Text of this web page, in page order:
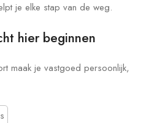
je elke stap van de weg.
hier beginnen
maak je vastgoed persoonlijk,